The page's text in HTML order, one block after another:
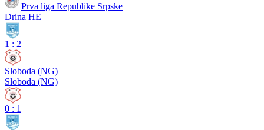
Prva liga Republike Srpske
Drina HE
1 : 2
Sloboda (NG)
Sloboda (NG)
0 : 1